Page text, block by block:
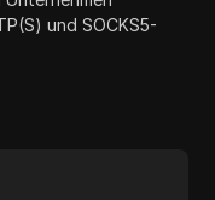
und SOCKS5-